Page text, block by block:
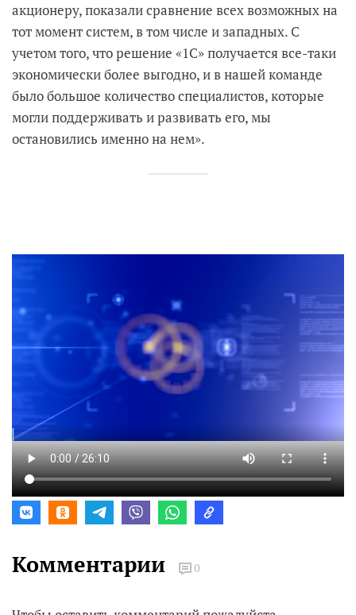
акционеру, показали сравнение всех возможных на
тот момент систем, в том числе и западных. С
учетом того, что решение «1С» получается все-таки
экономически более выгодно, и в нашей команде
было большое количество специалистов, которые
могли поддерживать и развивать его, мы
остановились именно на нем».
Комментарии 0